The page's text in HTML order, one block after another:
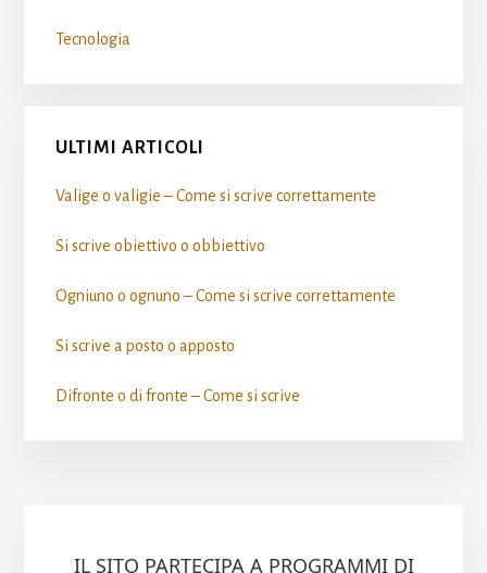
Tecnologia
ULTIMI ARTICOLI
Valige o valigie – Come si scrive​ correttamente
Si scrive obiettivo o obbiettivo​
Ogniuno o ognuno – Come si scrive​ correttamente
Si scrive a posto o apposto​
Difronte o di fronte – Come si scrive​
IL SITO PARTECIPA A PROGRAMMI DI